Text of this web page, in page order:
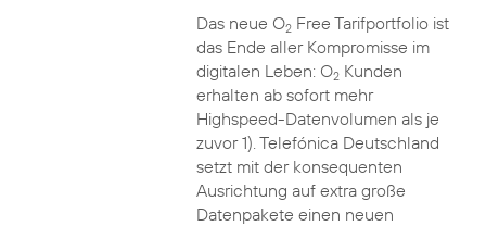
Das neue O2Free Tarifportfolio ist
das Ende aller Kompromisse im
digitalen Leben: O2Kunden
erhalten ab sofort mehr
Highspeed-Datenvolumen als je
zuvor 1). Telefónica Deutschland
setzt mit der konsequenten
Ausrichtung auf extra große
Datenpakete einen neuen